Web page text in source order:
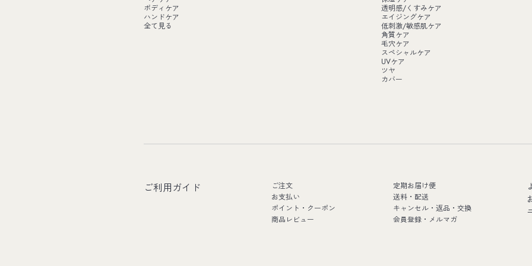
ボディケア
ハンドケア
全て見る
透明感/くすみケア
エイジングケア
低刺激/敏感肌ケア
角質ケア
毛穴ケア
スペシャルケア
UVケア
ツヤ
カバー
ご利用ガイド ご注文
定期お届け便
お支払い
送料・配送
ポイント・クーポン
キャンセル・返品・交換
商品レビュー
会員登録・メルマガ